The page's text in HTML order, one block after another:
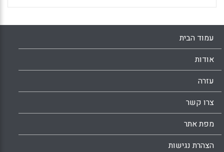
עמוד הבית
אודות
עזרה
צרו קשר
מפת אתר
הצהרת נגישות